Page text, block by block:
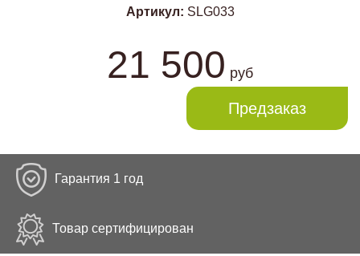
Артикул: SLG033
21 500руб
Предзаказ
Гарантия 1 год
Товар сертифицирован